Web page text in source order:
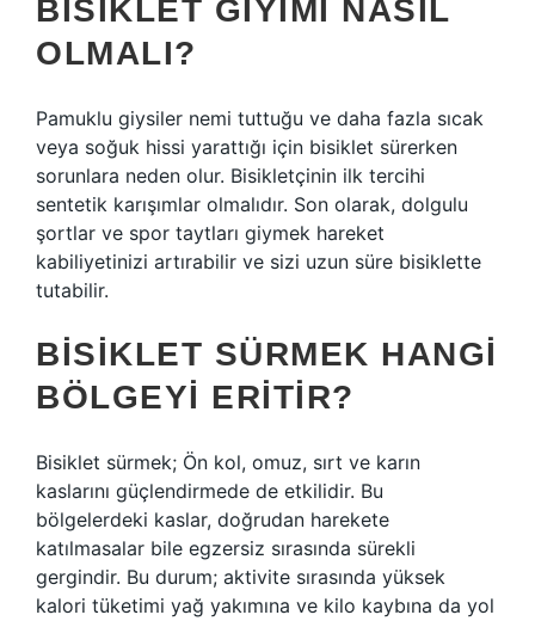
BISIKLET GIYIMI NASIL
OLMALI?
Pamuklu giysiler nemi tuttuğu ve daha fazla sıcak
veya soğuk hissi yarattığı için bisiklet sürerken
sorunlara neden olur. Bisikletçinin ilk tercihi
sentetik karışımlar olmalıdır. Son olarak, dolgulu
şortlar ve spor taytları giymek hareket
kabiliyetinizi artırabilir ve sizi uzun süre bisiklette
tutabilir.
BISIKLET SÜRMEK HANGI
BÖLGEYI ERITIR?
Bisiklet sürmek; Ön kol, omuz, sırt ve karın
kaslarını güçlendirmede de etkilidir. Bu
bölgelerdeki kaslar, doğrudan harekete
katılmasalar bile egzersiz sırasında sürekli
gergindir. Bu durum; aktivite sırasında yüksek
kalori tüketimi yağ yakımına ve kilo kaybına da yol